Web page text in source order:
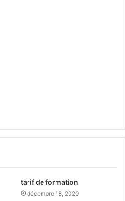
tarif de formation
décembre 18, 2020